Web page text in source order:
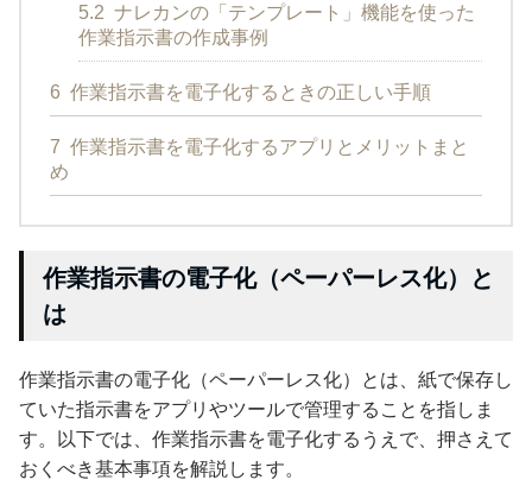
5.2 ナレカンの「テンプレート」機能を使った
作業指示書の作成事例
6 作業指示書を電子化するときの正しい手順
7 作業指示書を電子化するアプリとメリットまと
め
作業指示書の電子化（ペーパーレス化）と
は
作業指示書の電子化（ペーパーレス化）とは、紙で保存し
ていた指示書をアプリやツールで管理することを指しま
す。以下では、作業指示書を電子化するうえで、押さえて
おくべき基本事項を解説します。